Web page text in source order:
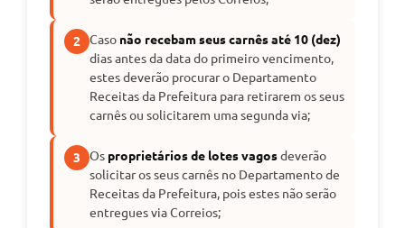
2 Caso não recebam seus carnês até 10 (dez)
dias antes da data do primeiro vencimento,
estes deverão procurar o Departamento
Receitas da Prefeitura para retirarem os seus
carnês ou solicitarem uma segunda via;
3 Os proprietários de lotes vagosdeverão
solicitar os seus carnês no Departamento de
Receitas da Prefeitura, pois estes não serão
entregues via Correios;